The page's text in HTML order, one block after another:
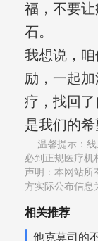
福，不要
石。
我想说，
励，一起
疗，找回
是我们的希
温馨提示：
必到正规医疗机
声明：本网站所
方实际公布信息
相关推荐
他克莫司的